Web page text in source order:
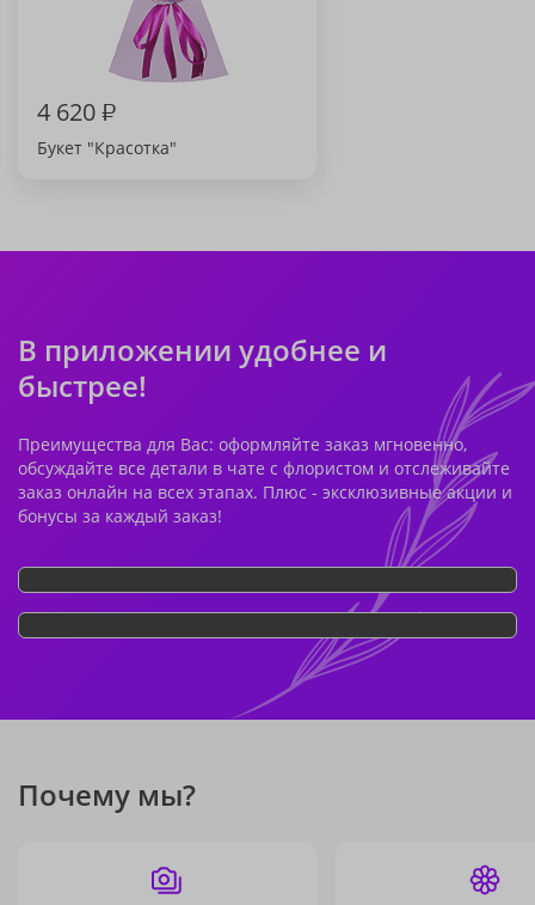
4 620₽
Букет "Красотка"
В приложении удобнее и
быстрее!
Преимущества для Вас: оформляйте заказ мгновенно,
обсуждайте все детали в чате с флористом и отслеживайте
заказ онлайн на всех этапах. Плюс - эксклюзивные акции и
бонусы за каждый заказ!
Почему мы?